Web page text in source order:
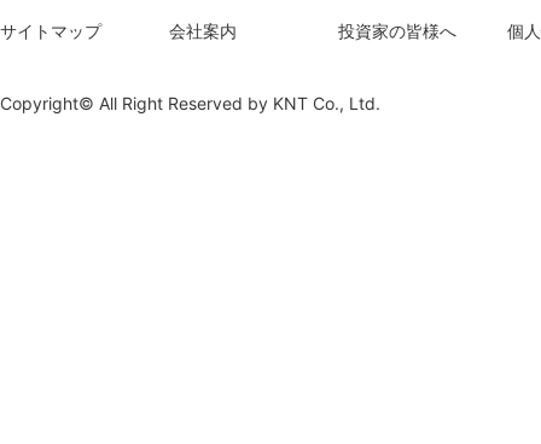
サイトマップ 会社案内 投資家の皆様へ 個
Copyright© All Right Reserved by KNT Co., Ltd.